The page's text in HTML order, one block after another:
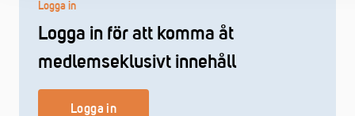
Logga in
Logga in för att komma åt
medlemseklusivt innehåll
Logga in